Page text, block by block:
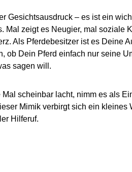
Gesichtsausdruck – es ist ein
Mal zeigt es Neugier, mal soziale
Als Pferdebesitzer ist es Deine
ob Dein Pferd einfach nur seine
sagen will.
scheinbar lacht, nimm es als
Mimik verbirgt sich ein kleines
Hilferuf.